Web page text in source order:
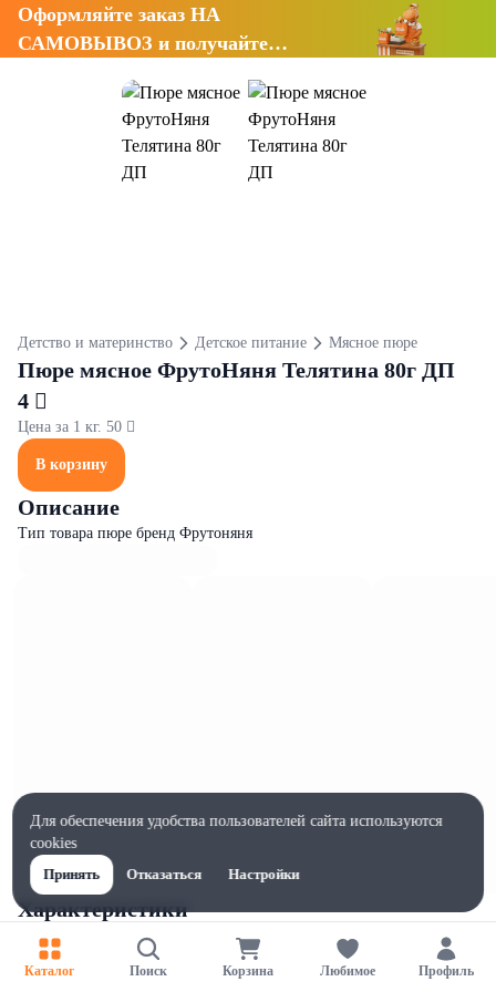
Оформляйте заказ НА
САМОВЫВОЗ и получайте
Детство и материнство Детское питание Мясное пюре
Пюре мясное ФрутоНяня Телятина 80г ДП
4 
Цена за 1 кг. 50 
В корзину
Описание
Тип товара пюре бренд Фрутоняня
Характеристики
Ширина, мм
Каталог Поиск Корзина Любимое Профиль
Для обеспечения удобства пользователей сайта используются
cookies
Принять
Отказаться Настройки